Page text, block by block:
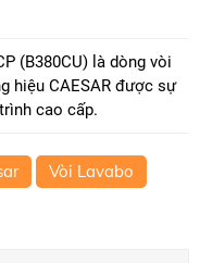
(B380CU) là dòng vòi
hiệu CAESAR được sự
cao cấp.
Vòi Lavabo